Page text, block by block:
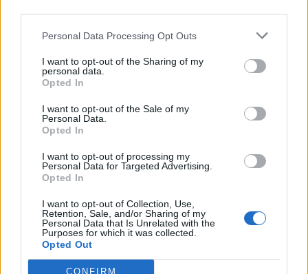
Personal Data Processing Opt Outs
I want to opt-out of the Sharing of my
personal data.
Opted In
I want to opt-out of the Sale of my
Personal Data.
Opted In
I want to opt-out of processing my
Personal Data for Targeted Advertising.
Opted In
I want to opt-out of Collection, Use,
Retention, Sale, and/or Sharing of my
Personal Data that Is Unrelated with the
Purposes for which it was collected.
Opted Out
CONFIRM
ΥΓΕΊΑ 06/08/2026 - 11:00